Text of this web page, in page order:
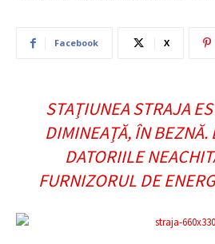
Facebook X
STAŢIUNEA STRAJA
DIMINEAŢĂ, ÎN BEZNĂ.
DATORIILE
FURNIZORUL DE